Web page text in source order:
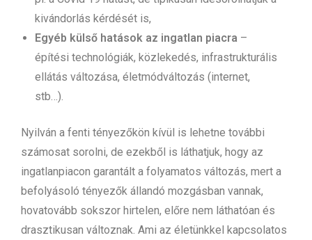
kivándorlás kérdését is,
Egyéb külső hatások az ingatlan piacra –
építési technológiák, közlekedés, infrastrukturális
ellátás változása, életmódváltozás (internet,
stb…).
Nyilván a fenti tényezőkön kívül is lehetne további
számosat sorolni, de ezekből is láthatjuk, hogy az
ingatlanpiacon garantált a folyamatos változás, mert a
befolyásoló tényezők állandó mozgásban vannak,
hovatovább sokszor hirtelen, előre nem láthatóan és
drasztikusan változnak. Ami az életünkkel kapcsolatos